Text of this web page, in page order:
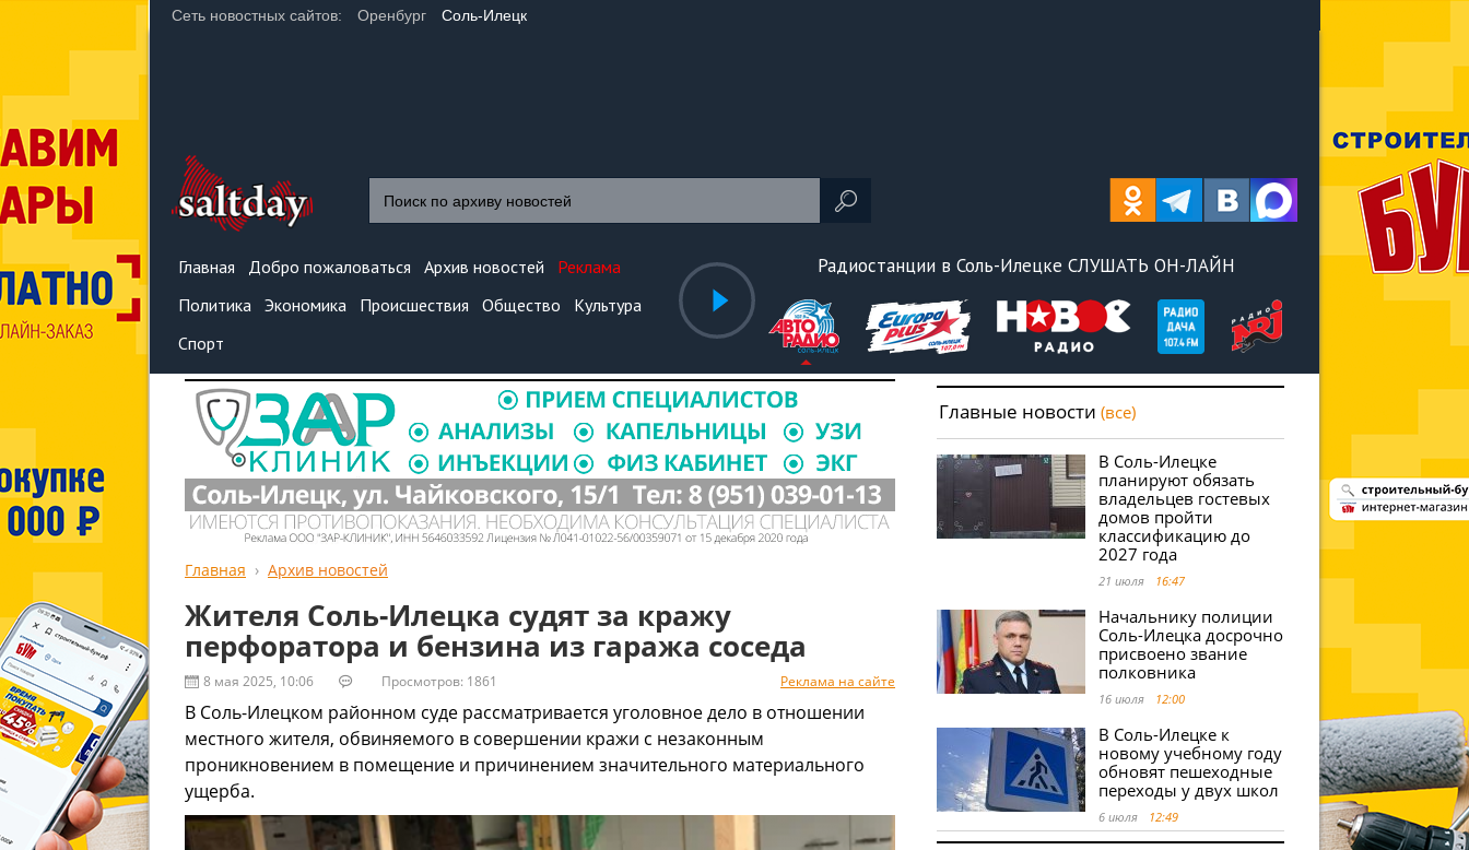
Сеть новостных сайтов: Оренбург Соль-Илецк
Главная Добро пожаловаться Архив новостей
Реклама
Политика Экономика Происшествия Общество
Культура
Спорт
Радиостанции в Соль-Илецке СЛУШАТЬ ОН-ЛАЙН
Главная Архив новостей
Жителя Соль-Илецка судят за кражу
перфоратора и бензина из гаража соседа
8 мая 2025, 10:06 Просмотров: 1861 Реклама на сайте
В Соль-Илецком районном суде рассматривается уголовное дело в отношении
местного жителя, обвиняемого в совершении кражи с незаконным
проникновением в помещение и причинением значительного материального
ущерба.
Главные новости (все)
В Соль-Илецке
планируют обязать
владельцев гостевых
домов пройти
классификацию до
2027 года
21 июля 16:47
Начальнику полиции
Соль-Илецка досрочно
присвоено звание
полковника
16 июля 12:00
В Соль-Илецке к
новому учебному году
обновят пешеходные
переходы у двух школ
6 июля 12:49